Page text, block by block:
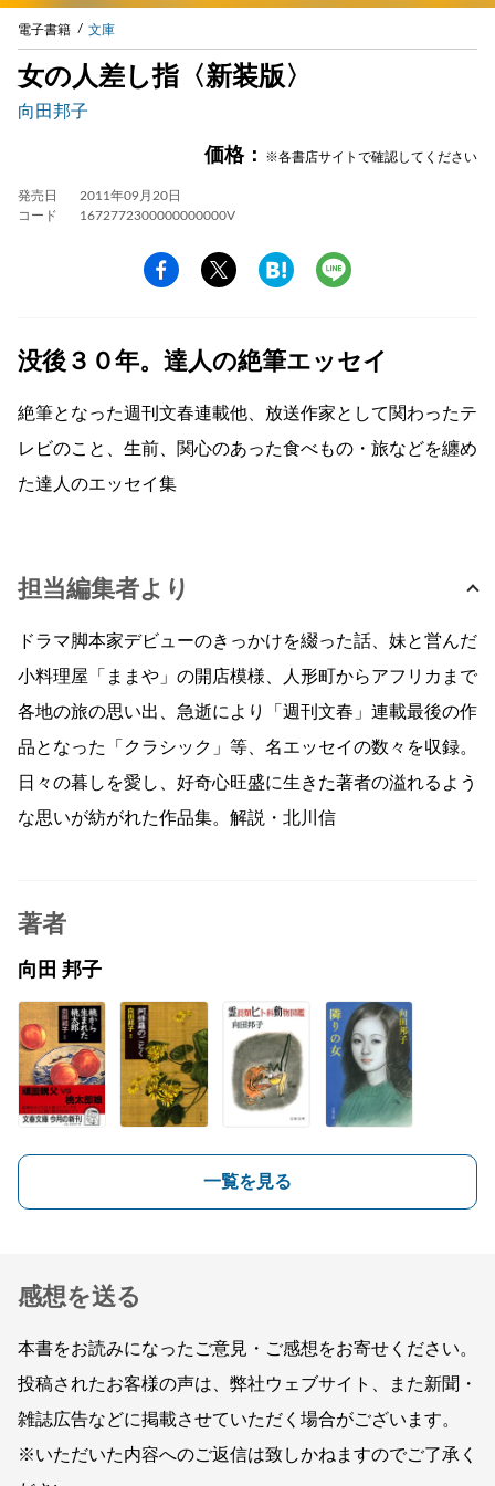
電子書籍 文庫
女の人差し指〈新装版〉
向田邦子
価格： ※各書店サイトで確認してください
発売日
2011年09月20日
コード
1672772300000000000V
没後３０年。達人の絶筆エッセイ
絶筆となった週刊文春連載他、放送作家として関わったテ
レビのこと、生前、関心のあった食べもの・旅などを纏め
た達人のエッセイ集
担当編集者より
ドラマ脚本家デビューのきっかけを綴った話、妹と営んだ
小料理屋「ままや」の開店模様、人形町からアフリカまで
各地の旅の思い出、急逝により「週刊文春」連載最後の作
品となった「クラシック」等、名エッセイの数々を収録。
日々の暮しを愛し、好奇心旺盛に生きた著者の溢れるよう
な思いが紡がれた作品集。解説・北川信
著者
向田 邦子
一覧を見る
感想を送る
本書をお読みになったご意見・ご感想をお寄せください。
投稿されたお客様の声は、弊社ウェブサイト、また新聞・
雑誌広告などに掲載させていただく場合がございます。
※いただいた内容へのご返信は致しかねますのでご了承く